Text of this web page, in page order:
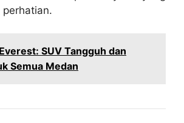
perhatian.
SUV Tangguh dan
Semua Medan